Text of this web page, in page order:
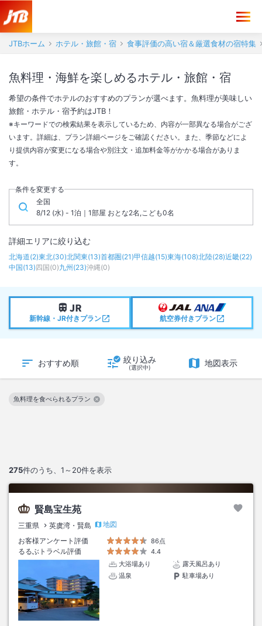
JTBホーム ホテル・旅館・宿 食事評価の高い宿＆厳選食材の宿特集
魚料理・海鮮を楽しめるホテル・旅館・宿
希望の条件でホテルのおすすめのプランが選べます。魚料理が美味しい
旅館・ホテル・宿予約はJTB！
※キーワードでの検索結果を表示しているため、内容が一部異なる場合がござ
います。詳細は、プラン詳細ページをご確認ください。また、季節などによ
り提供内容が変更になる場合や別注文・追加料金等がかかる場合がありま
す。
条件を変更する
全国
8/12 (水) - 1泊｜1部屋 おとな2名,こども0名
詳細エリアに絞り込む
北海道(2)東北(30)北関東(13)首都圏(21)甲信越(15)東海(108)北陸(28)近畿(22)
中国(13)四国(0)九州 (23)沖縄(0)
新幹線・JR付きプラン 航空券付きプラン
おすすめ順 絞り込み
(選択中) 地図表示
275件のうち、 1～20件を表示
魚料理を食べられるプラン
この絞り込み条件を解除
賢島宝生苑
三重県 英虞湾・賢島
地図
お客様アンケート評価
86点
るるぶトラベル評価
4.4
大浴場あり
露天風呂あり
温泉
駐車場あり